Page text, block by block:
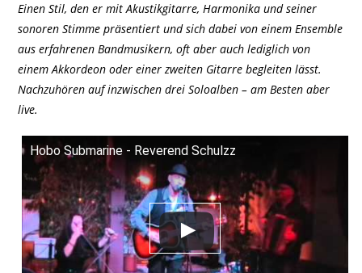
Einen Stil, den er mit Akustikgitarre, Harmonika und seiner
sonoren Stimme präsentiert und sich dabei von einem Ensemble
aus erfahrenen Bandmusikern, oft aber auch lediglich von
einem Akkordeon oder einer zweiten Gitarre begleiten lässt.
Nachzuhören auf inzwischen drei Soloalben – am Besten aber
live.
Hobo Submarine - Reverend Schulzz